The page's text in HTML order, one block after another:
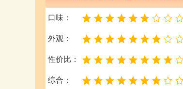
口味：
外观：
性价比：
综合：